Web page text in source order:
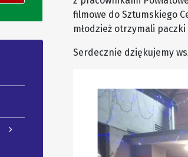
filmowe do Sztumskiego
młodzież otrzymali
Serdecznie dziękujemy